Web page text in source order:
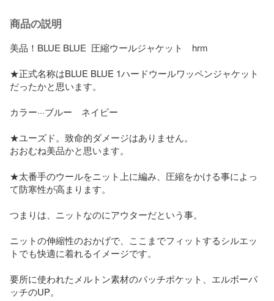
商品の説明
美品！BLUE BLUE  圧縮ウールジャケット　hrm
★正式名称はBLUE BLUE 1ハードウールワッペンジャケット
だったかと思います。
カラー···ブルー　ネイビー
★ユーズド。致命的ダメージはありません。
おおむね美品かと思います。
★太番手のウールをニット上に編み、圧縮をかける事によっ
て防寒性が高まります。
つまりは、ニットなのにアウターだという事。
ニットの伸縮性のおかげで、ここまでフィットするシルエッ
トでも快適に着れるイメージです。
要所に使われたメルトン素材のパッチポケット、エルボーパ
ッチのUP。